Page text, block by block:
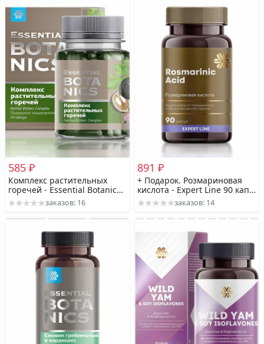
585 ₽
Комплекс растительных
горечей - Essential Botanics
30 капс
заказов: 16
891 ₽
+ Подарок. Розмариновая
кислота - Expert Line 90 капс.
(крем для рук на выбор из 3-
х)
заказов: 14